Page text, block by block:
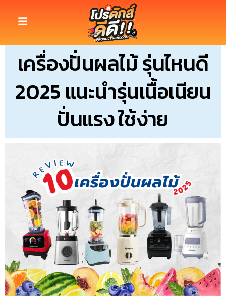
เครื่องปั่นผลไม้ รุ่นไหนดี
2025 แนะนำรุ่นเนื้อเนียน
ปั่นแรง ใช้ง่าย